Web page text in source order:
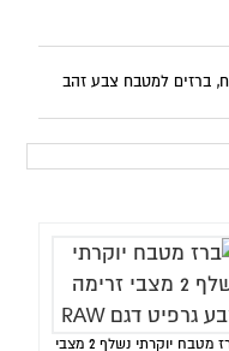
,ברזים למטבח צבע זהב
ברז מטבח יוקרתי נשלף 2 מצבי